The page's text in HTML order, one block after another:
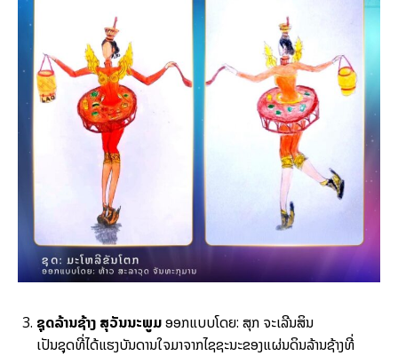
ຊຸດລ້ານຊ້າງ ສຸວັນນະພູມອອກແບບໂດຍ: ສຸກ ຈະເລີນສິນ
ເປັນຊຸດທີ່ໄດ້ແຮງບັນດານໃຈມາຈາກໄຊຊະນະຂອງແຜ່ນດິນລ້ານຊ້າງທີ່